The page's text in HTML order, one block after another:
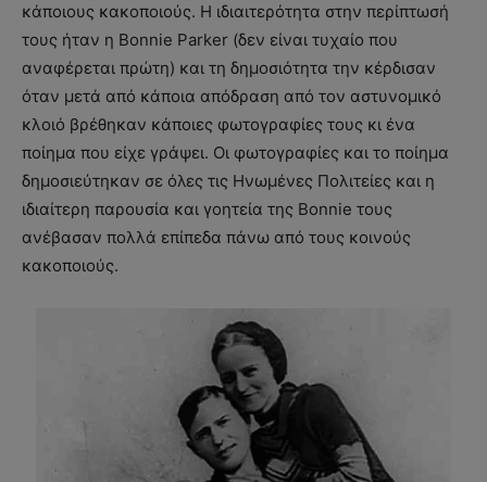
κάποιους κακοποιούς. Η ιδιαιτερότητα στην περίπτωσή
τους ήταν η Bonnie Parker (δεν είναι τυχαίο που
αναφέρεται πρώτη) και τη δημοσιότητα την κέρδισαν
όταν μετά από κάποια απόδραση από τον αστυνομικό
κλοιό βρέθηκαν κάποιες φωτογραφίες τους κι ένα
ποίημα που είχε γράψει. Οι φωτογραφίες και το ποίημα
δημοσιεύτηκαν σε όλες τις Ηνωμένες Πολιτείες και η
ιδιαίτερη παρουσία και γοητεία της Bonnie τους
ανέβασαν πολλά επίπεδα πάνω από τους κοινούς
κακοποιούς.